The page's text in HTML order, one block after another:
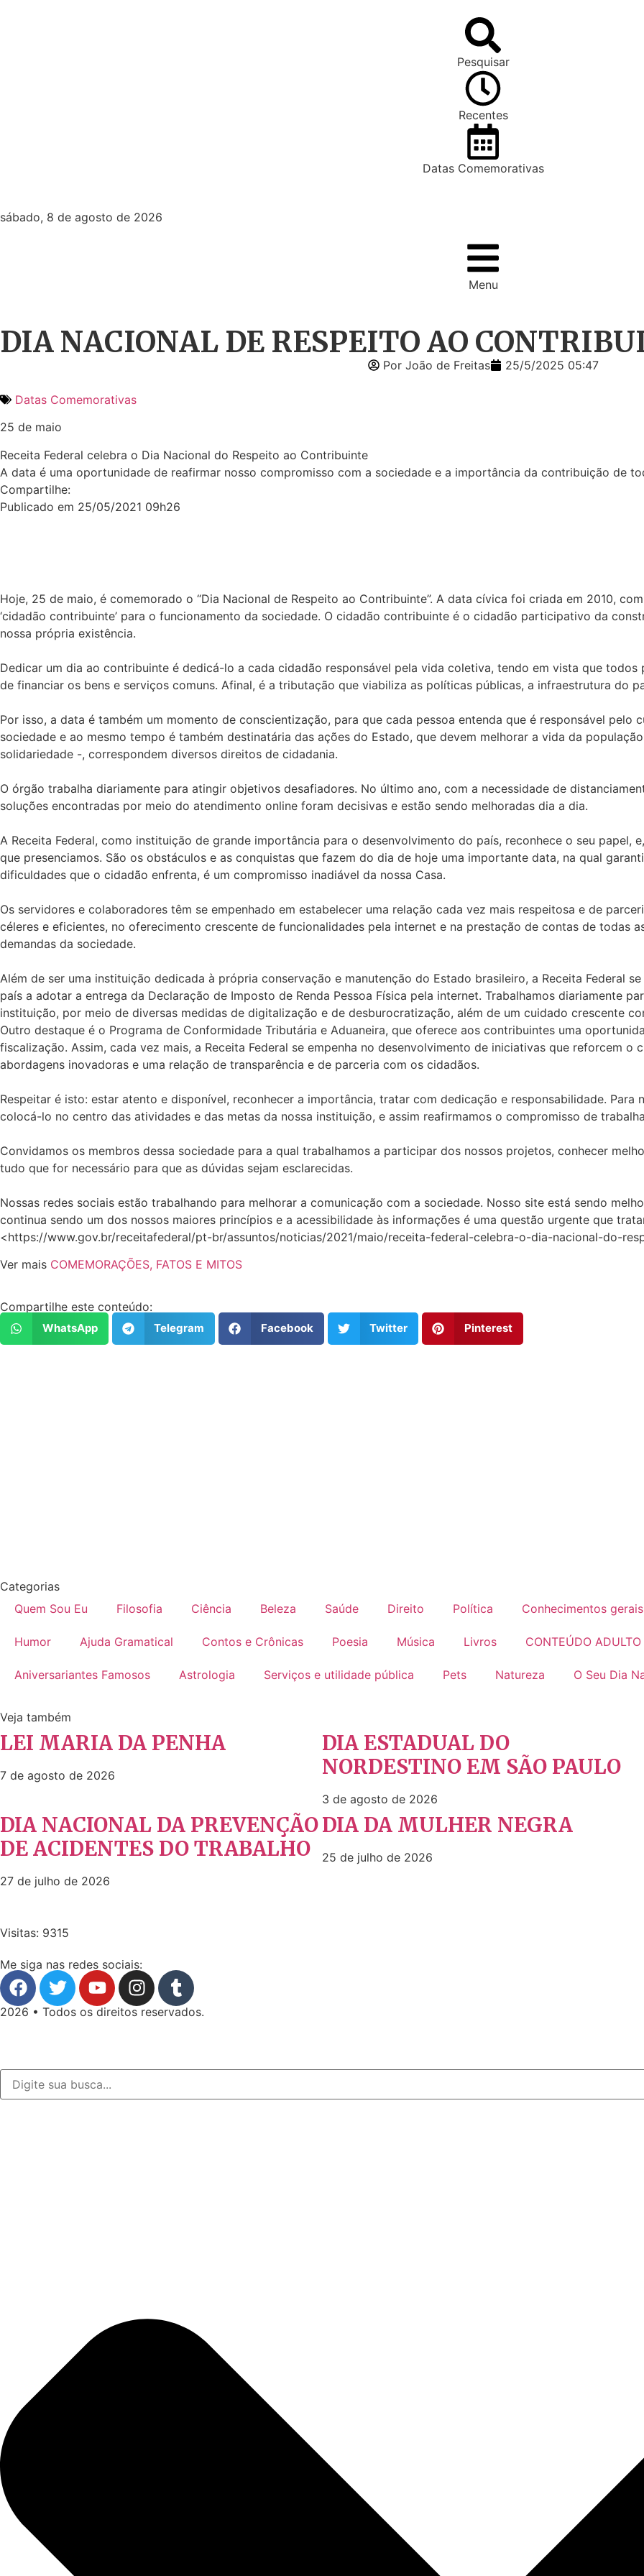
Pesquisar
Recentes
Datas Comemorativas
sábado, 8 de agosto de 2026
Menu
DIA NACIONAL DE RESPEITO AO
Por João de Freitas 25/5/2025 05:47
Datas Comemorativas
25 de maio
Receita Federal celebra o Dia Nacional do Respeito ao Contribuinte
A data é uma oportunidade de reafirmar nosso compromisso com a sociedade e a importância da contribuição de
Compartilhe:
Publicado em 25/05/2021 09h26
Hoje, 25 de maio, é comemorado o “Dia Nacional de Respeito ao Contribuinte”. A data cívica foi criada em 2010,
‘cidadão contribuinte’ para o funcionamento da sociedade. O cidadão contribuinte é o cidadão participativo da
nossa própria existência.
Dedicar um dia ao contribuinte é dedicá-lo a cada cidadão responsável pela vida coletiva, tendo em vista que
de financiar os bens e serviços comuns. Afinal, é a tributação que viabiliza as políticas públicas, a infraestrutura do
Por isso, a data é também um momento de conscientização, para que cada pessoa entenda que é responsável
sociedade e ao mesmo tempo é também destinatária das ações do Estado, que devem melhorar a vida da
solidariedade -, correspondem diversos direitos de cidadania.
O órgão trabalha diariamente para atingir objetivos desafiadores. No último ano, com a necessidade de
soluções encontradas por meio do atendimento online foram decisivas e estão sendo melhoradas dia a dia.
A Receita Federal, como instituição de grande importância para o desenvolvimento do país, reconhece o seu papel,
que presenciamos. São os obstáculos e as conquistas que fazem do dia de hoje uma importante data, na qual
dificuldades que o cidadão enfrenta, é um compromisso inadiável da nossa Casa.
Os servidores e colaboradores têm se empenhado em estabelecer uma relação cada vez mais respeitosa e de
céleres e eficientes, no oferecimento crescente de funcionalidades pela internet e na prestação de contas de todas
demandas da sociedade.
Além de ser uma instituição dedicada à própria conservação e manutenção do Estado brasileiro, a Receita Federal
país a adotar a entrega da Declaração de Imposto de Renda Pessoa Física pela internet. Trabalhamos diariamente
instituição, por meio de diversas medidas de digitalização e de desburocratização, além de um cuidado crescente
Outro destaque é o Programa de Conformidade Tributária e Aduaneira, que oferece aos contribuintes uma
fiscalização. Assim, cada vez mais, a Receita Federal se empenha no desenvolvimento de iniciativas que reforcem
abordagens inovadoras e uma relação de transparência e de parceria com os cidadãos.
Respeitar é isto: estar atento e disponível, reconhecer a importância, tratar com dedicação e responsabilidade.
colocá-lo no centro das atividades e das metas da nossa instituição, e assim reafirmamos o compromisso de
Convidamos os membros dessa sociedade para a qual trabalhamos a participar dos nossos projetos, conhecer
tudo que for necessário para que as dúvidas sejam esclarecidas.
Nossas redes sociais estão trabalhando para melhorar a comunicação com a sociedade. Nosso site está sendo
continua sendo um dos nossos maiores princípios e a acessibilidade às informações é uma questão urgente que
<https://www.gov.br/receitafederal/pt-br/assuntos/noticias/2021/maio/receita-federal-celebra-o-dia-nacional-do-
Ver mais COMEMORAÇÕES, FATOS E MITOS
Compartilhe este conteúdo:
WhatsApp Telegram Facebook Twitter Pinterest
Categorias
Quem Sou Eu
Filosofia Ciência Beleza Saúde Direito Política Conhecimentos gerais
Humor Ajuda Gramatical Contos e Crônicas Poesia Música Livros CONTEÚDO ADULTO
Aniversariantes Famosos Astrologia Serviços e utilidade pública Pets Natureza O Seu Dia
Veja também
LEI MARIA DA PENHA
7 de agosto de 2026
DIA ESTADUAL DO
NORDESTINO EM SÃO PAULO
3 de agosto de 2026
DIA NACIONAL DA PREVENÇÃO
DE ACIDENTES DO TRABALHO
27 de julho de 2026
DIA DA MULHER NEGRA
25 de julho de 2026
Visitas: 9315
Me siga nas redes sociais:
2026 • Todos os direitos reservados.